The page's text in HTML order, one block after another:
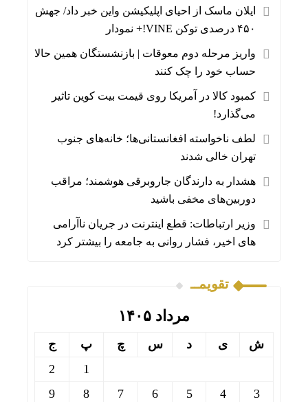
ایلان ماسک از احیای اپلیکیشن واین خبر داد/ جهش
۴۵۰ درصدی توکن VINE!+ نمودار
واریز مرحله دوم معوقات | بازنشستگان همین حالا
حساب خود را چک کنند
کمبود کالا در آمریکا روی قیمت بیت کوین تاثیر
می‌گذارد!
لطف ناخواسته افغانستانی‌ها؛ خانه‌های جنوب
تهران خالی شدند
هشدار به دارندگان جاروبرقی هوشمند؛ مراقب
دوربین‌های مخفی باشید
وزیر ارتباطات: قطع اینترنت در جریان ناآرامی
های اخیر، فشار روانی به جامعه را بیشتر کرد
تقویمــ
مرداد ۱۴۰۵
ش ی د س چ پ ج
1
2
3
4
5
6
7
8
9